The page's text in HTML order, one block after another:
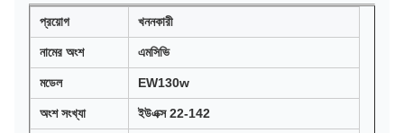
প্রয়োগ খননকারী
নামের অংশ এমসিভি
মডেল EW130w
অংশ সংখ্যা ইউএক্স 22-142